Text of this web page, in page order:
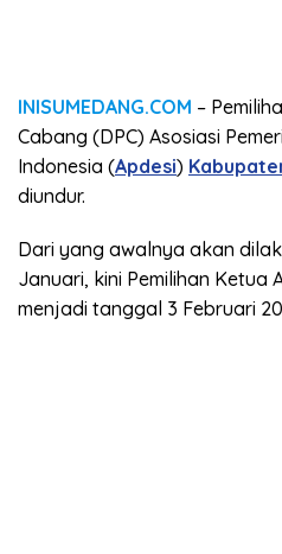
INISUMEDANG.COM –
Cabang (DPC) Asosiasi
Indonesia (Apdesi)
diundur.
Dari yang awalnya akan
Januari, kini Pemilihan Ketua
menjadi tanggal 3 Februari